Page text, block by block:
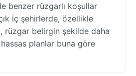
benzer rüzgarlı koşullar
iç şehirlerde, özellikle
rüzgar belirgin şekilde daha
planlar buna göre